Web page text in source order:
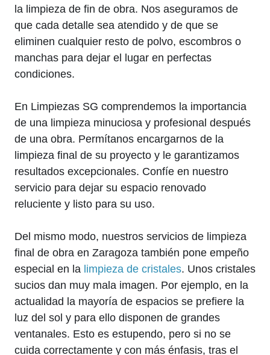
la limpieza de fin de obra. Nos aseguramos de
que cada detalle sea atendido y de que se
eliminen cualquier resto de polvo, escombros o
manchas para dejar el lugar en perfectas
condiciones.
En Limpiezas SG comprendemos la importancia
de una limpieza minuciosa y profesional después
de una obra. Permítanos encargarnos de la
limpieza final de su proyecto y le garantizamos
resultados excepcionales. Confíe en nuestro
servicio para dejar su espacio renovado
reluciente y listo para su uso.
Del mismo modo, nuestros servicios de limpieza
final de obra en Zaragoza también pone empeño
especial en la limpieza de cristales. Unos cristales
sucios dan muy mala imagen. Por ejemplo, en la
actualidad la mayoría de espacios se prefiere la
luz del sol y para ello disponen de grandes
ventanales. Esto es estupendo, pero si no se
cuida correctamente y con más énfasis, tras el